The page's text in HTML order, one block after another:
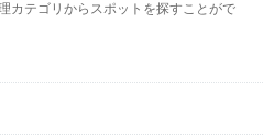
カテゴリからスポットを探すことがで